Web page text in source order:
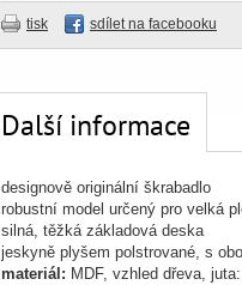
tisk sdílet na facebooku
Další informace
designově originální škrabadlo
robustní model určený pro velká
silná, těžká základová deska
jeskyně plyšem polstrované, s
materiál: MDF, vzhled dřeva,